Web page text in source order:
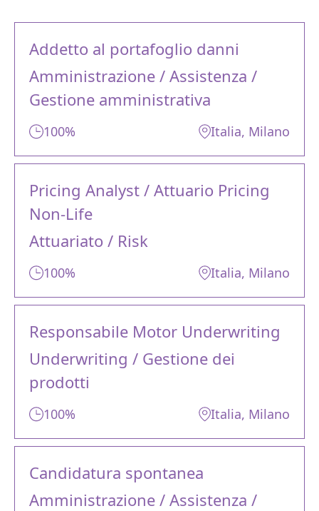
Addetto al portafoglio danni
Amministrazione / Assistenza /
Gestione amministrativa
100% Italia, Milano
Pricing Analyst / Attuario Pricing
Non-Life
Attuariato / Risk
100% Italia, Milano
Responsabile Motor Underwriting
Underwriting / Gestione dei
prodotti
100% Italia, Milano
Candidatura spontanea
Amministrazione / Assistenza /